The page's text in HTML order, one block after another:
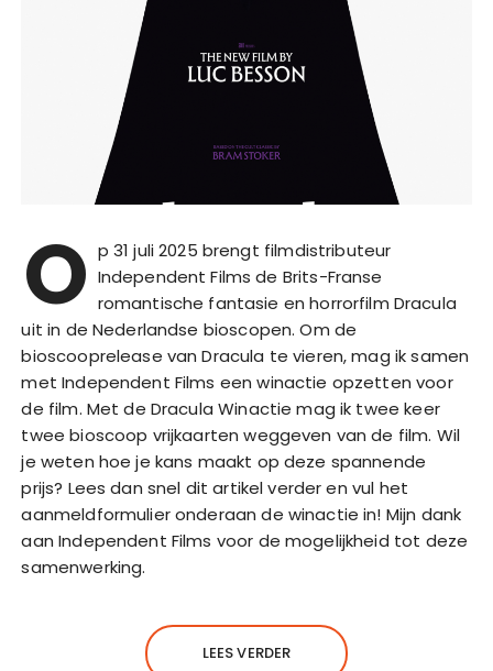
O p 31 juli 2025 brengt filmdistributeur
Independent Films de Brits-Franse
romantische fantasie en horrorfilm Dracula
uit in de Nederlandse bioscopen. Om de
bioscooprelease van Dracula te vieren, mag ik samen
met Independent Films een winactie opzetten voor
de film. Met de Dracula Winactie mag ik twee keer
twee bioscoop vrijkaarten weggeven van de film. Wil
je weten hoe je kans maakt op deze spannende
prijs? Lees dan snel dit artikel verder en vul het
aanmeldformulier onderaan de winactie in! Mijn dank
aan Independent Films voor de mogelijkheid tot deze
samenwerking.
LEES VERDER